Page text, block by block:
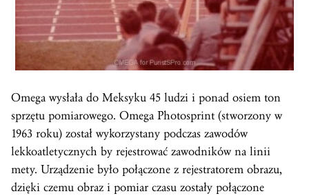
Omega wysłała do Meksyku 45 ludzi i ponad osiem ton
sprzętu pomiarowego. Omega Photosprint (stworzony w
1963 roku) został wykorzystany podczas zawodów
lekkoatletycznych by rejestrować zawodników na linii
mety. Urządzenie było połączone z rejestratorem obrazu,
dzięki czemu obraz i pomiar czasu zostały połączone